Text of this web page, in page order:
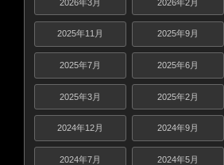
2026年3月 2026年2月
2025年11月 2025年9月
2025年7月 2025年6月
2025年3月 2025年2月
2024年12月 2024年9月
2024年7月 2024年5月